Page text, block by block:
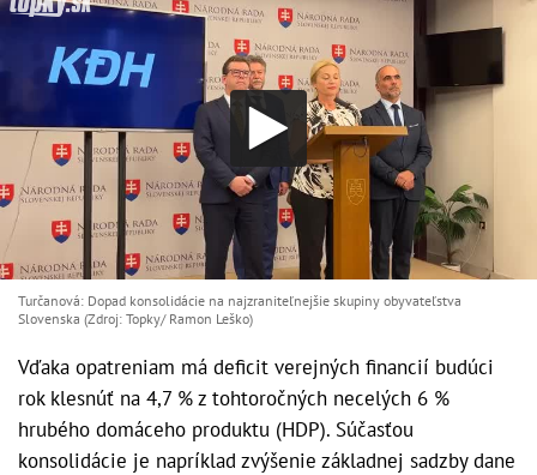
Turčanová: Dopad konsolidácie na najzraniteľnejšie skupiny obyvateľstva
Slovenska (Zdroj: Topky/ Ramon Leško)
Vďaka opatreniam má deficit verejných financií budúci
rok klesnúť na 4,7 % z tohtoročných necelých 6 %
hrubého domáceho produktu (HDP). Súčasťou
konsolidácie je napríklad zvýšenie základnej sadzby dane